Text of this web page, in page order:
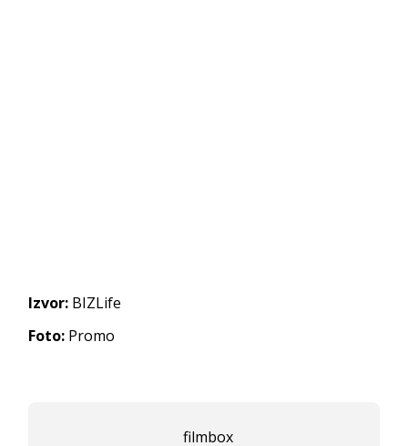
Izvor: BIZLife
Foto: Promo
filmbox